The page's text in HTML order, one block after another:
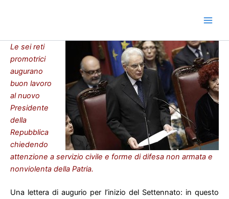
Le sei reti
promotrici
augurano
buon lavoro
al nuovo
Presidente
della
Repubblica
chiedendo
attenzione a servizio civile e forme di difesa non armata e
nonviolenta della Patria.
Una lettera di augurio per l’inizio del Settennato: in questo